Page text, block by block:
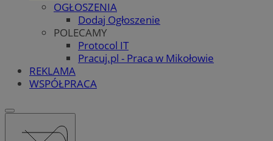
OGŁOSZENIA
Dodaj Ogłoszenie
POLECAMY
Protocol IT
Pracuj.pl - Praca w Mikołowie
REKLAMA
WSPÓŁPRACA